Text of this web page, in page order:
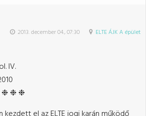
2013. december 04., 07:30 ELTE ÁJK A épület
IV.
❉ ❉ ❉